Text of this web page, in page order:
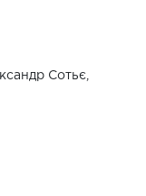
Сотьє,